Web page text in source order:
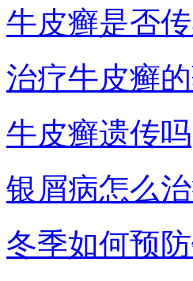
牛皮癣是否
治疗牛皮癣
牛皮癣遗传吗
银屑病怎么
冬季如何预